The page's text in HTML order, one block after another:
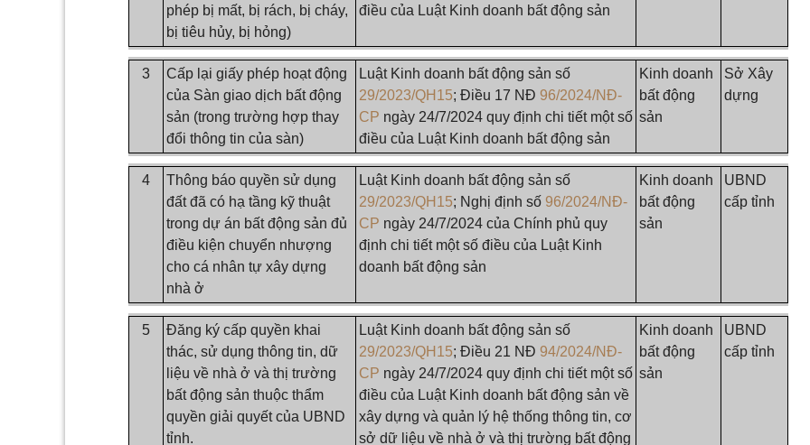
phép bị mất, bị rách, bị cháy,
bị tiêu hủy, bị hỏng)
điều của Luật Kinh doanh bất động sản
3
Cấp lại giấy phép hoạt động
của Sàn giao dịch bất động
sản (trong trường hợp thay
đổi thông tin của sàn)
Luật Kinh doanh bất động sản số
29/2023/QH15; Điều 17 NĐ 96/2024/NĐ-
CP ngày 24/7/2024 quy định chi tiết một số
điều của Luật Kinh doanh bất động sản
Kinh doanh
bất động
sản
Sở Xây
dựng
4
Thông báo quyền sử dụng
đất đã có hạ tầng kỹ thuật
trong dự án bất động sản đủ
điều kiện chuyển nhượng
cho cá nhân tự xây dựng
nhà ở
Luật Kinh doanh bất động sản số
29/2023/QH15; Nghị định số 96/2024/NĐ-
CP ngày 24/7/2024 của Chính phủ quy
định chi tiết một số điều của Luật Kinh
doanh bất động sản
Kinh doanh
bất động
sản
UBND
cấp tỉnh
5
Đăng ký cấp quyền khai
thác, sử dụng thông tin, dữ
liệu về nhà ở và thị trường
bất động sản thuộc thẩm
quyền giải quyết của UBND
tỉnh.
Luật Kinh doanh bất động sản số
29/2023/QH15; Điều 21 NĐ 94/2024/NĐ-
CP ngày 24/7/2024 quy định chi tiết một số
điều của Luật Kinh doanh bất động sản về
xây dựng và quản lý hệ thống thông tin, cơ
sở dữ liệu về nhà ở và thị trường bất động
Kinh doanh
bất động
sản
UBND
cấp tỉnh